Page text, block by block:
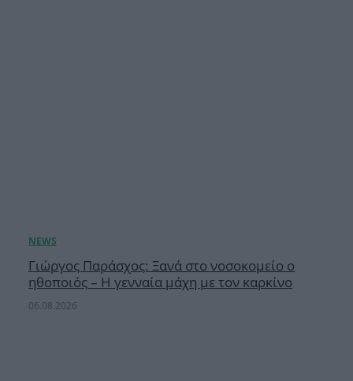
Γιώργος Παράσχος: Ξανά στο νοσοκομείο ο
ηθοποιός – Η γενναία μάχη με τον καρκίνο
06.08.2026